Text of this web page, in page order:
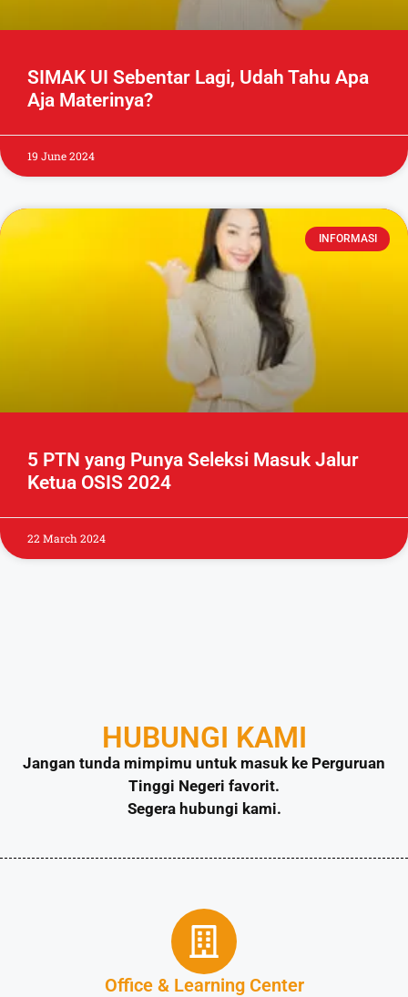
SIMAK UI Sebentar Lagi, Udah Tahu Apa
Aja Materinya?
19 June 2024
INFORMASI
5 PTN yang Punya Seleksi Masuk Jalur
Ketua OSIS 2024
22 March 2024
HUBUNGI KAMI
Jangan tunda mimpimu untuk masuk ke Perguruan
Tinggi Negeri favorit.
Segera hubungi kami.
Office & Learning Center